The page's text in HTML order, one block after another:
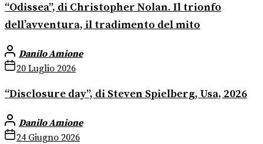
“Odissea”, di Christopher Nolan. Il trionfo
dell’avventura, il tradimento del mito
Danilo Amione
20 Luglio 2026
“Disclosure day”, di Steven Spielberg, Usa, 2026
Danilo Amione
24 Giugno 2026